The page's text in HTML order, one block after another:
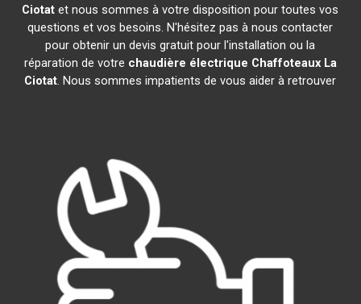
Ciotat et nous sommes à votre disposition pour toutes vos
questions et vos besoins. N'hésitez pas à nous contacter
pour obtenir un devis gratuit pour l'installation ou la
réparation de votre chaudière électrique Chaffoteaux La
Ciotat. Nous sommes impatients de vous aider à retrouver